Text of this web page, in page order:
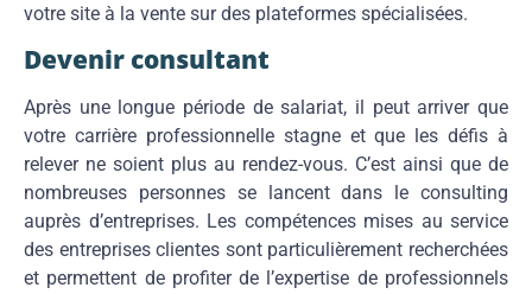
votre site à la vente sur des plateformes spécialisées.
Devenir consultant
Après une longue période de salariat, il peut arriver que
votre carrière professionnelle stagne et que les défis à
relever ne soient plus au rendez-vous. C’est ainsi que de
nombreuses personnes se lancent dans le consulting
auprès d’entreprises. Les compétences mises au service
des entreprises clientes sont particulièrement recherchées
et permettent de profiter de l’expertise de professionnels